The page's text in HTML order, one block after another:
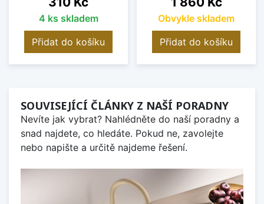
4 ks skladem
Přidat do košíku
Obvykle skladem
Přidat do košíku
SOUVISEJÍCÍ ČLÁNKY Z NAŠÍ PORADNY
Nevíte jak vybrat? Nahlédněte do naší poradny a
snad najdete, co hledáte. Pokud ne, zavolejte
nebo napište a určitě najdeme řešení.